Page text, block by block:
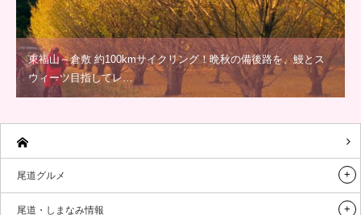
東福山～倉敷 約100kmサイクリング！晩秋の備後路を、鰻とス
ウィーツ目指してレ…
尾道グルメ
尾道・しまなみ情報